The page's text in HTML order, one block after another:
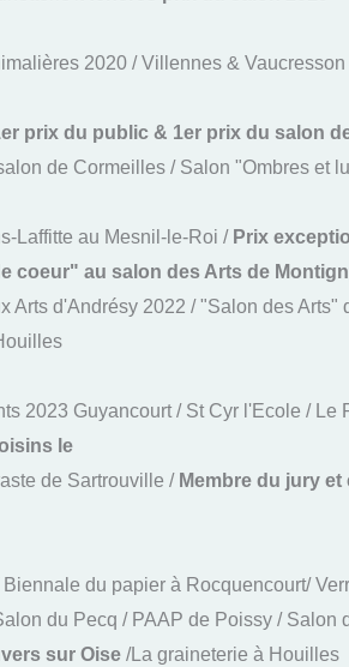
2020 / Villennes & Vaucresson
prix du public & 1er prix du salon
de Cormeilles / Salon "Ombres et
Laffitte au Mesnil-le-Roi / Prix
coeur" au salon des Arts de
Arts d'Andrésy 2022 / "Salon des Arts"
2023 Guyancourt / St Cyr l'Ecole /
le
de Sartrouville / Membre du jury
du papier à Rocquencourt/
du Pecq / PAAP de Poissy / Salon
sur Oise /La graineterie à Houilles